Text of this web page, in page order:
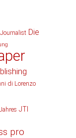
Die
di Lorenzo
JTI
pro